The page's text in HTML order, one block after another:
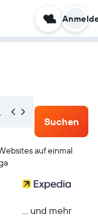
Di 25.8.
Suchen
auf einmal
… und mehr